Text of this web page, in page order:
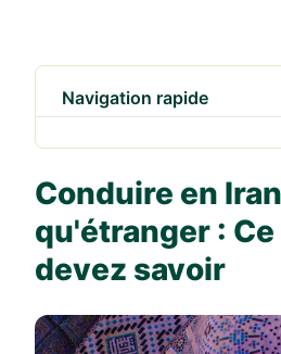
Navigation rapide
Conduire en
qu'étranger :
devez savoir